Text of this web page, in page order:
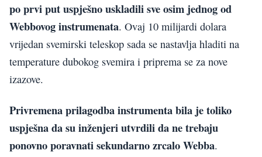
po prvi put uspješno uskladili sve osim jednog od
Webbovog instrumenata. Ovaj 10 milijardi dolara
vrijedan svemirski teleskop sada se nastavlja hladiti na
temperature dubokog svemira i priprema se za nove
izazove.
Privremena prilagodba instrumenta bila je toliko
uspješna da su inženjeri utvrdili da ne trebaju
ponovno poravnati sekundarno zrcalo Webba.